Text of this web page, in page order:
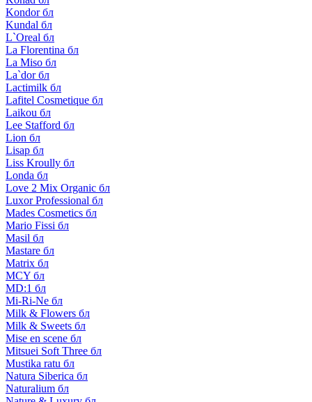
Kondor бл
Kundal бл
L`Oreal бл
La Florentina бл
La Miso бл
La`dor бл
Lactimilk бл
Lafitel Cosmetique бл
Laikou бл
Lee Stafford бл
Lion бл
Lisap бл
Liss Kroully бл
Londa бл
Love 2 Mix Organic бл
Luxor Professional бл
Mades Cosmetics бл
Mario Fissi бл
Masil бл
Mastare бл
Matrix бл
MCY бл
MD:1 бл
Mi-Ri-Ne бл
Milk & Flowers бл
Milk & Sweets бл
Mise en scene бл
Mitsuei Soft Three бл
Mustika ratu бл
Natura Siberica бл
Naturalium бл